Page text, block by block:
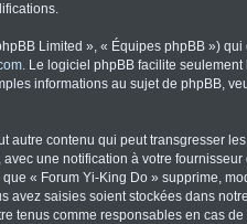
Limited », « Équipes phpBB »)
. Le logiciel phpBB facilite
informations au sujet de phpBB,
contenu qui peut transgresser
une notification à votre fournisseur
« Forum Yi-King Do » supprime,
avez saisies soient stockées dans
tenus comme responsables en cas